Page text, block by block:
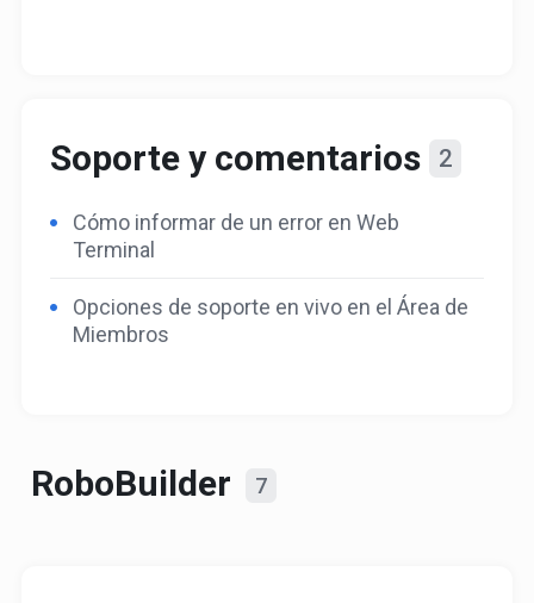
Soporte y comentarios 2
Cómo informar de un error en Web
Terminal
Opciones de soporte en vivo en el Área de
Miembros
RoboBuilder 7